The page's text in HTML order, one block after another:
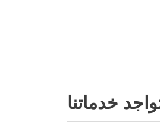
خدماتنا